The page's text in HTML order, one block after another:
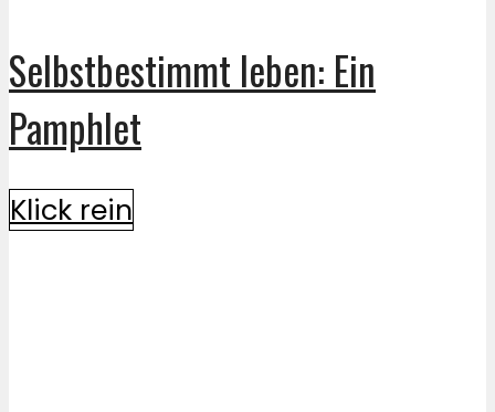
Selbstbestimmt leben: Ein
Pamphlet
Klick rein